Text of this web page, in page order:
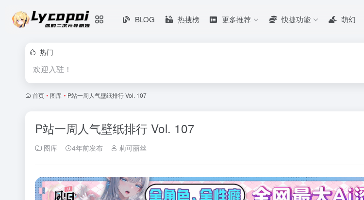
BLOG 热搜榜 更多推荐 快捷功能 萌幻
热门
欢迎入驻！
首页 • 图库 • P站一周人气壁纸排行 Vol. 107
P站一周人气壁纸排行 Vol. 107
图库 4年前发布 莉可丽丝